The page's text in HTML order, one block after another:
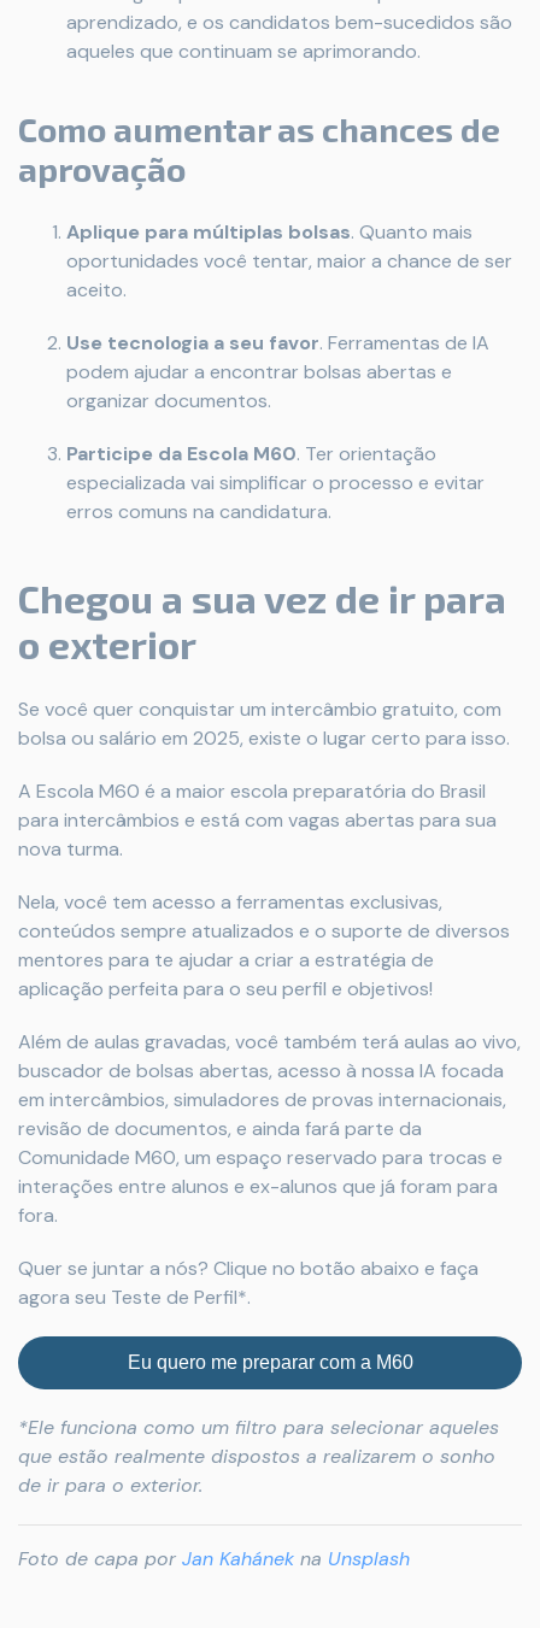
aprendizado, e os candidatos bem-sucedidos são
aqueles que continuam se aprimorando.
Como aumentar as chances de
aprovação
Aplique para múltiplas bolsas. Quanto mais
oportunidades você tentar, maior a chance de ser
aceito.
Use tecnologia a seu favor. Ferramentas de IA
podem ajudar a encontrar bolsas abertas e
organizar documentos.
Participe da Escola M60. Ter orientação
especializada vai simplificar o processo e evitar
erros comuns na candidatura.
Chegou a sua vez de ir para
o exterior
Se você quer conquistar um intercâmbio gratuito, com
bolsa ou salário em 2025, existe o lugar certo para isso.
A Escola M60 é a maior escola preparatória do Brasil
para intercâmbios e está com vagas abertas para sua
nova turma.
Nela, você tem acesso a ferramentas exclusivas,
conteúdos sempre atualizados e o suporte de diversos
mentores para te ajudar a criar a estratégia de
aplicação perfeita para o seu perfil e objetivos!
Além de aulas gravadas, você também terá aulas ao vivo,
buscador de bolsas abertas, acesso à nossa IA focada
em intercâmbios, simuladores de provas internacionais,
revisão de documentos, e ainda fará parte da
Comunidade M60, um espaço reservado para trocas e
interações entre alunos e ex-alunos que já foram para
fora.
Quer se juntar a nós? Clique no botão abaixo e faça
agora seu Teste de Perfil*.
Eu quero me preparar com a M60
*Ele funciona como um filtro para selecionar aqueles
que estão realmente dispostos a realizarem o sonho
de ir para o exterior.
Foto de capa por Jan Kahánek na Unsplash